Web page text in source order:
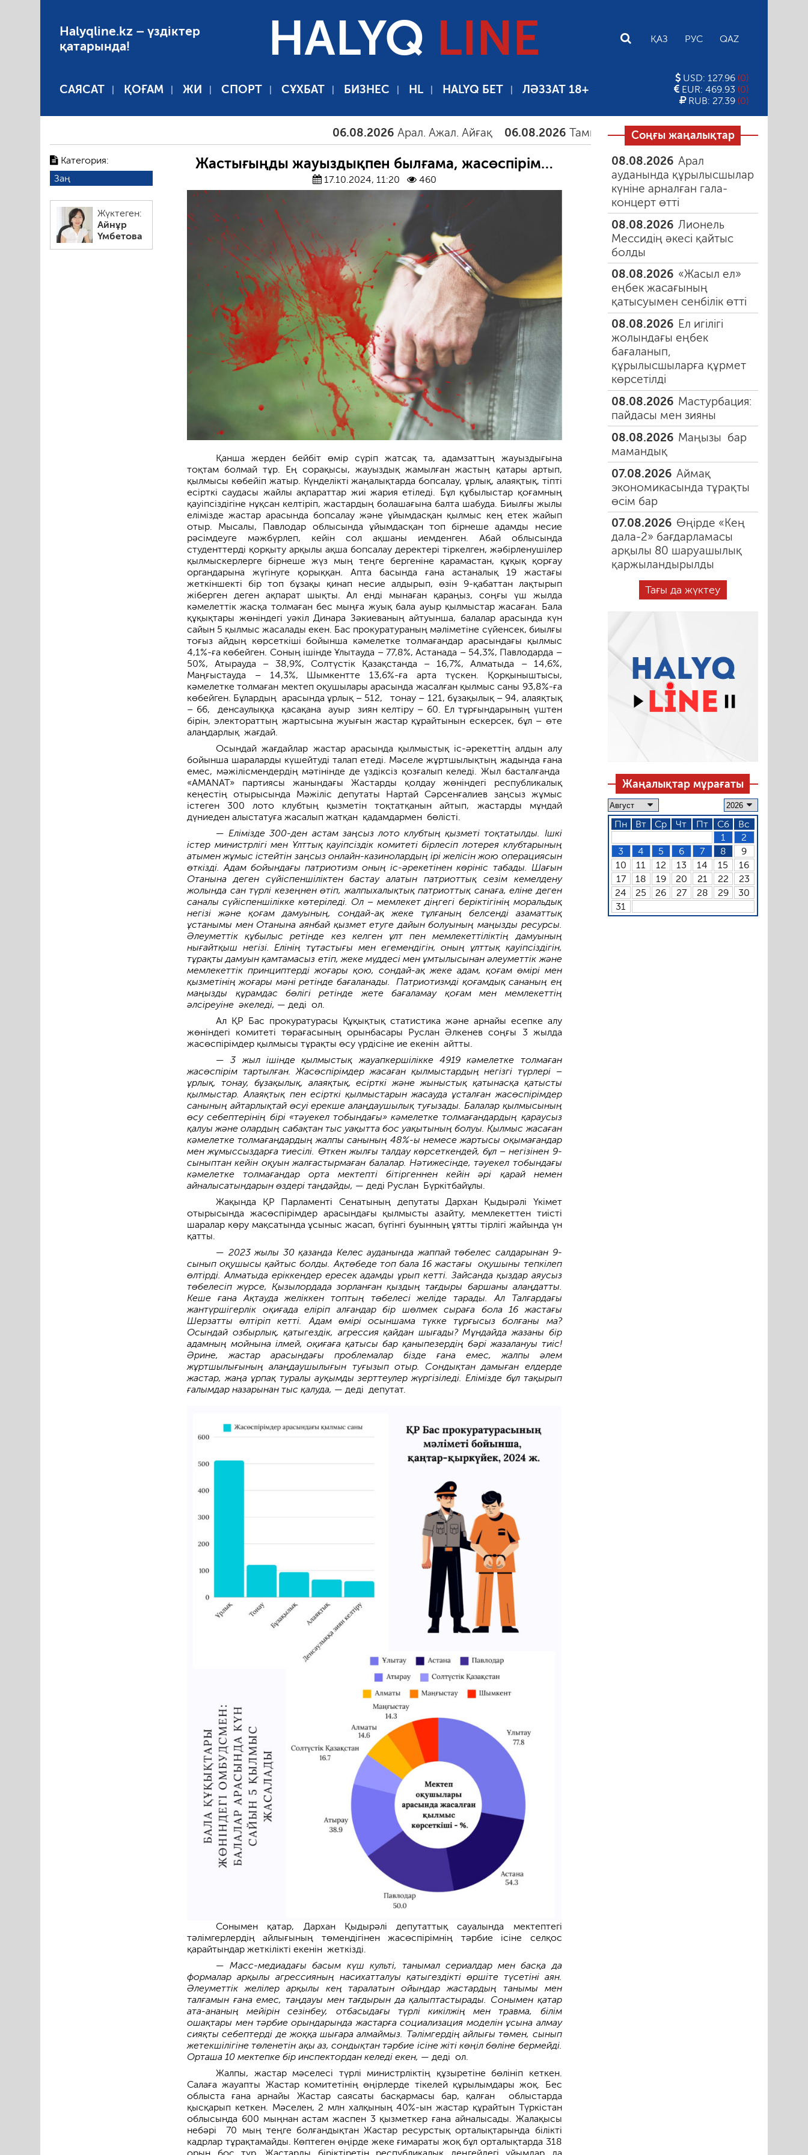
Halyqline.kz – үздіктер
қатарында!
HALYQ LINE ҚАЗ РУС QAZ
САЯСАТ ҚОҒАМ ЖИ СПОРТ СҰХБАТ БИЗНЕС HL HALYQ БЕТ ЛӘЗЗАТ 18+
USD: 127.96 (0)
EUR: 469.93 (0)
RUB: 27.39 (0)
06.08.2026 Арал. Ажал. Айғақ 06.08.2026 Тамыздағы таңғы түтін 06.08.2026 Құмарлық
Категория:
Заң
Жүктеген:
Айнұр
Үмбетова
Жастығыңды жауыздықпен былғама, жасөспірім…
17.10.2024, 11:20 460
Қанша жерден бейбіт өмір сүріп жатсақ та, адамзаттың жауыздығына
тоқтам болмай тұр. Ең сорақысы, жауыздық жамылған жастың қатары артып,
қылмысы көбейіп жатыр. Күнделікті жаңалықтарда бопсалау, ұрлық, алаяқтық, тіпті
есірткі саудасы жайлы ақпараттар жиі жария етіледі. Бұл құбылыстар қоғамның
қауіпсіздігіне нұқсан келтіріп, жастардың болашағына балта шабуда. Биылғы жылы
елімізде жастар арасында бопсалау және ұйымдасқан қылмыс кең етек жайып
отыр. Мысалы, Павлодар облысында ұйымдасқан топ бірнеше адамды несие
рәсімдеуге мәжбүрлеп, кейін сол ақшаны иемденген. Абай облысында
студенттерді қорқыту арқылы ақша бопсалау деректері тіркелген, жәбірленушілер
қылмыскерлерге бірнеше жүз мың теңге бергеніне қарамастан, құқық қорғау
органдарына жүгінуге қорыққан. Апта басында ғана астаналық 19 жастағы
жеткіншекті бір топ бұзақы қинап несие алдырып, өзін 9-қабаттан лақтырып
жіберген деген ақпарат шықты. Ал енді мынаған қараңыз, соңғы үш жылда
кәмелеттік жасқа толмаған бес мыңға жуық бала ауыр қылмыстар жасаған. Бала
құқықтары жөніндегі уәкіл Динара Зәкиеваның айтуынша, балалар арасында күн
сайын 5 қылмыс жасалады екен. Бас прокуратураның мәліметіне сүйенсек, биылғы
тоғыз айдың көрсеткіші бойынша кәмелетке толмағандар арасындағы қылмыс
4,1%-ға көбейген. Соның ішінде Ұлытауда – 77,8%, Астанада – 54,3%, Павлодарда –
50%, Атырауда – 38,9%, Солтүстік Қазақстанда – 16,7%, Алматыда – 14,6%,
Маңғыстауда – 14,3%, Шымкентте 13,6%-ға арта түскен. Қорқыныштысы,
кәмелетке толмаған мектеп оқушылары арасында жасалған қылмыс саны 93,8%-ға
көбейген. Бұлардың арасында ұрлық – 512, тонау – 121, бұзақылық – 94, алаяқтық
– 66, денсаулыққа қасақана ауыр зиян келтіру – 60. Ел тұрғындарының үштен
бірін, электораттың жартысына жуығын жастар құрайтынын ескерсек, бұл – өте
алаңдарлық жағдай.
Осындай жағдайлар жастар арасында қылмыстық іс-әрекеттің алдын алу
бойынша шараларды күшейтуді талап етеді. Мәселе жұртшылықтың жадында ғана
емес, мәжілісмендердің мәтінінде де үздіксіз қозғалып келеді. Жыл басталғанда
«AMANAT» партиясы жанындағы Жастарды қолдау жө­ніндегі республикалық
кеңестің отырысында Мәжіліс депутаты Нартай Сәрсенғалиев заңсыз жұмыс
істеген 300 лото клубтың қызметін тоқтатқанын айтып, жастарды мұндай
дүниеден алыстатуға жасалып жатқан қадамдармен бөлісті.
— Елімізде 300-ден астам заңсыз лото клубтың қызметі тоқтатылды. Ішкі
істер министрлігі мен Ұлттық қауіпсіздік комитеті бірлесіп лотерея клубтарының
атымен жұмыс істейтін заңсыз онлайн-казинолардың ірі желісін жою операциясын
өткізді. Адам бойындағы патриотизм оның іс-әрекетінен көрініс табады. Шағын
Отанына деген сүйіспеншіліктен бастау алатын патриоттық сезім кемелдену
жолында сан түрлі кезеңнен өтіп, жалпыхалықтық патриоттық санаға, еліне деген
саналы сүйіспеншілікке көтеріледі. Ол – мемлекет діңгегі беріктігінің моральдық
негізі және қоғам дамуының, сондай-ақ жеке тұлғаның белсенді азаматтық
ұстанымы мен Отанына аянбай қызмет етуге дайын болуының маңызды ресур­сы.
Әлеуметтік құбылыс ретінде кез келген ұлт пен мемлекеттіліктің дамуының
нығайтқыш негізі. Елінің тұтастығы мен егемендігін, оның ұлттық қауіпсіздігін,
тұрақты дамуын қамтамасыз етіп, жеке мүддесі мен ұмтылысынан әлеуметтік және
мемлекеттік принциптерді жоғары қою, сондай-ақ жеке адам, қоғам өмірі мен
қызметінің жоғары мәні ретінде бағаланады. Патриотизмді қоғамдық сананың ең
маңыз­ды құрамдас бөлігі ретінде жете бағаламау қоғам мен мемлекеттің
әлсіреуіне әкеледі, — деді ол.
Ал ҚР Бас прокуратурасы Құ­қықтық статистика және арнайы есепке алу
жөніндегі комитеті төр­ағасының орынбасары Руслан Әлкенев соңғы 3 жылда
жасөспірімдер қылмысы тұрақты өсу үрдісіне ие екенін айтты.
— 3 жыл ішінде қылмыстық жауап­кершілікке 4919 кәмелетке толмаған
жасөспірім тартылған. Жасөспірімдер жасаған қылмыстардың негізгі түрлері –
ұрлық, тонау, бұзақылық, алаяқтық, есірткі және жыныстық қатынасқа қатысты
қылмыстар. Алаяқ­тық пен есірткі қылмыстарын жасау­да ұсталған жасөспірімдер
саны­ның айтарлықтай өсуі ерекше алаңдау­шылық туғызады. Балалар қыл­мысының
өсу себептерінің бірі «тәуекел тобындағы» кәмелетке толмағандардың қараусыз
қалуы және олардың сабақтан тыс уақытта бос уақытының болуы. Қылмыс жасаған
кәмелетке толмағандардың жалпы санының 48%-ы немесе жартысы оқымағандар
мен жұмыс­сыздарға тиесілі. Өткен жылғы талдау көрсеткендей, бұл – негізінен 9-
сыныптан кейін оқуын жалғас­тырмаған балалар. Нәтижесінде, тәуекел тобындағы
кәмелетке толмағандар орта мектепті бітіргеннен кейін әрі қарай немен
айналысатындарын өздері таңдайды, — деді Руслан Бүркіт­байұлы.
Жақында ҚР Парламенті Сенатының депутаты Дархан Қыдырәлі Үкімет
отырысында жасөспірімдер арасындағы қылмысты азайту, мемлекеттен тиісті
шаралар көру мақсатында ұсыныс жасап, бүгінгі буынның ұятты тірлігі жайында үн
қатты.
— 2023 жылы 30 қазанда Келес ауданында жаппай төбелес салдарынан 9-
сынып оқушысы қайтыс болды. Ақтөбеде топ бала 16 жас­тағы оқушыны тепкілеп
өлтірді. Алматыда еріккендер ересек адамды ұрып кетті. Зайсанда қыздар аяусыз
төбелесіп жүрсе, Қызылордада зорланған қыздың тағдыры баршаны алаңдатты.
Кеше ғана Ақтауда желіккен топтың төбелесі желіде тарады. Ал Талғардағы
жантүршігерлік оқиғада еліріп алғандар бір шөлмек сыраға бола 16 жастағы
Шерзатты өлтіріп кетті. Адам өмірі осыншама түкке тұрғысыз болғаны ма?
Осындай озбырлық, қатыгездік, агрессия қайдан шығады? Мұндайда жазаны бір
адамның мойнына ілмей, оқиғаға қатысы бар қаныпезердің бәрі жазалануы тиіс!
Әрине, жастар арасындағы проб­лемалар бізде ғана емес, жалпы әлем
жұртшылығының алаңдаушылығын туғызып отыр. Сондықтан дамыған елдерде
жастар, жаңа ұрпақ туралы ауқымды зерттеулер жүргізіледі. Елімізде бұл тақырып
ғалымдар назарынан тыс қалуда, — деді депутат.
Сонымен қатар, Дархан Қыдыр­әлі депутаттық сауалында мектептегі
тәлімгерлердің айлығының төмендігінен жасөспірімнің тәрбие ісіне селқос
қарайтындар жеткілікті екенін жеткізді.
— Масс-медиадағы басым күш культі, танымал сериалдар мен басқа да
формалар арқылы агрессия­ның насихатталуы қатыгездікті өршіте түсетіні аян.
Әлеуметтік желілер арқылы кең таралатын ойындар жастардың танымы мен
талғамын ғана емес, таңдауы мен тағдырын да қалыптастырады. Сонымен қатар
ата-ананың мейірін сезінбеу, отбасыдағы түрлі кикілжің мен травма, білім
ошақтары мен тәрбие орындарында жастарға социа­лизация моделін ұсына алмау
сияқты себептерді де жоққа шығара алмаймыз. Тәлімгердің айлығы төмен, сынып
жетекшілігіне төленетін ақы аз, сондықтан тәрбие ісіне жіті көңіл бөліне бермейді.
Орташа 10 мектепке бір инспектордан келеді екен, — деді ол.
Жалпы, жастар мәселесі түрлі министрліктің құзыретіне бөлініп кеткен.
Салаға жауапты Жастар комитетінің өңірлерде тікелей құрылымдары жоқ. Бес
облыс­та ғана арнайы Жастар саясаты бас­қармасы бар, қалған облыстарда
қысқарып кеткен. Мәселен, 2 млн халқының 40%-ын жастар құрайтын Түркістан
облысында 600 мың­нан астам жаспен 3 қызметкер ғана айналысады. Жалақысы
небәрі 70 мың теңге болғандықтан Жастар ресурстық орталықтарында білікті
кадрлар тұрақтамайды. Көп­теген өңірде жеке ғимараты жоқ бұл орталықтарда 318
орын бос тұр. Жастарды біріктіретін республикалық деңгейдегі ұйымдар да
Соңғы жаңалықтар
08.08.2026 Арал
ауданында құрылысшылар
күніне арналған гала-
концерт өтті
08.08.2026 Лионель
Мессидің әкесі қайтыс
болды
08.08.2026 «Жасыл ел»
еңбек жасағының
қатысуымен сенбілік өтті
08.08.2026 Ел игілігі
жолындағы еңбек
бағаланып,
құрылысшыларға құрмет
көрсетілді
08.08.2026 Мастурбация:
пайдасы мен зияны
08.08.2026 Маңызы бар
мамандық
07.08.2026 Аймақ
экономикасында тұрақты
өсім бар
07.08.2026 Өңірде «Кең
дала-2» бағдарламасы
арқылы 80 шаруашылық
қаржыландырылды
Тағы да жүктеу
Жаңалықтар мұрағаты
Пн Вт Ср Чт Пт Сб
Вс
1
2
3
4 5 6 7 8
9
10
11 12 13 14 15
16
17
18 19 20 21 22
23
24
25 26 27 28 29
30
31